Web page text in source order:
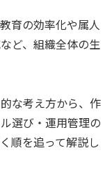
育の効率化や属人
ど、組織全体の生
な考え方から、作
選び・運用管理の
順を追って解説し